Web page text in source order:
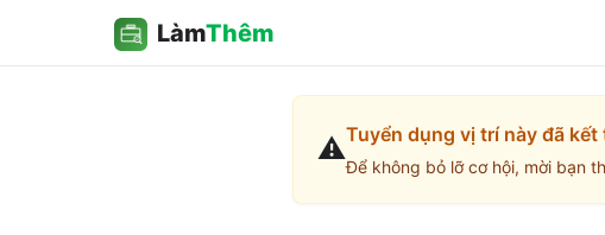
LàmThêm
⚠️Tuyển dụng vị trí này đã
Để không bỏ lỡ cơ hội, mời bạn